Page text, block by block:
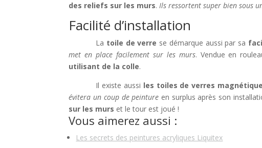
des reliefs sur les murs.Ils ressortent super bien sous
Facilité d’installation
La toile de verre se démarque aussi par sa
met en place facilement sur les murs. Vendue en
utilisant de la colle.
Il existe aussi les toiles de verres
évitera un coup de peinture en surplus après son
sur les murs et le tour est joué !
Vous aimerez aussi :
Les secrets des peintures acryliques Liquitex